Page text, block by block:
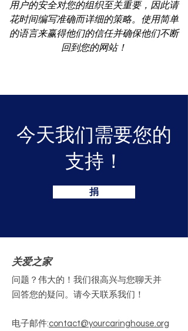
用户的安全对您的组织至关重要，因此请
花时间编写准确而详细的策略。使用简单
的语言来赢得他们的信任并确保他们不断
回到您的网站！
今天我们需要您的
支持！
捐
关爱之家
问题？伟大的！我们很高兴与您聊天并
回答您的疑问。请今天联系我们！
电子邮件:contact@yourcaringhouse.org